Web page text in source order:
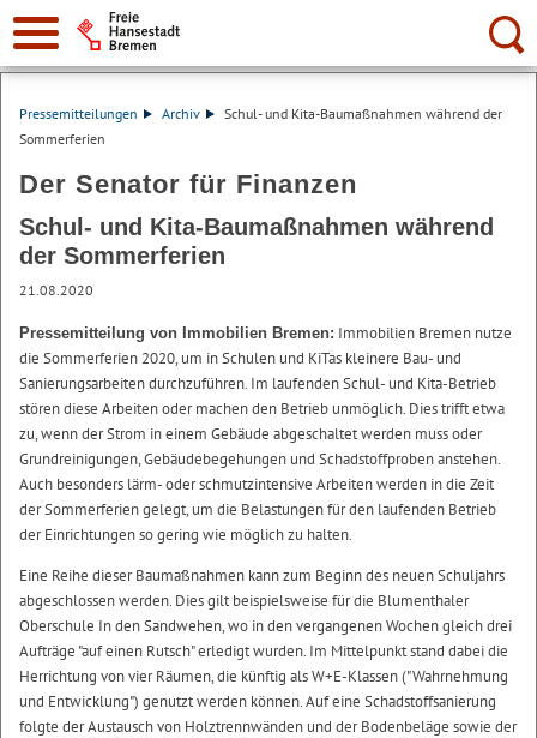
Suche:
Pressemitteilungen Archiv
Schul- und Kita-Baumaßnahmen während der
Sommerferien
Der Senator für Finanzen
Schul- und Kita-Baumaßnahmen während
der Sommerferien
21.08.2020
Pressemitteilung von Immobilien Bremen: Immobilien Bremen nutze
die Sommerferien 2020, um in Schulen und KiTas kleinere Bau- und
Sanierungsarbeiten durchzuführen. Im laufenden Schul- und Kita-Betrieb
stören diese Arbeiten oder machen den Betrieb unmöglich. Dies trifft etwa
zu, wenn der Strom in einem Gebäude abgeschaltet werden muss oder
Grundreinigungen, Gebäudebegehungen und Schadstoffproben anstehen.
Auch besonders lärm- oder schmutzintensive Arbeiten werden in die Zeit
der Sommerferien gelegt, um die Belastungen für den laufenden Betrieb
der Einrichtungen so gering wie möglich zu halten.
Eine Reihe dieser Baumaßnahmen kann zum Beginn des neuen Schuljahrs
abgeschlossen werden. Dies gilt beispielsweise für die Blumenthaler
Oberschule In den Sandwehen, wo in den vergangenen Wochen gleich drei
Aufträge "auf einen Rutsch" erledigt wurden. Im Mittelpunkt stand dabei die
Herrichtung von vier Räumen, die künftig als W+E-Klassen ("Wahrnehmung
und Entwicklung") genutzt werden können. Auf eine Schadstoffsanierung
folgte der Austausch von Holztrennwänden und der Bodenbeläge sowie der